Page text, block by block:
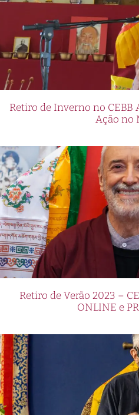
Retiro de Inverno no CEBB
Ação no
Retiro de Verão 2023 –
ONLINE e